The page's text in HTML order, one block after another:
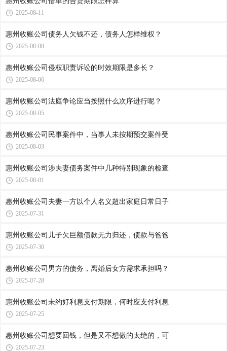
2025-08-11
惠州收账公司​债务人欠钱不还，债务人怎样维权？
2025-08-08
惠州收账公司侵权职责诉讼的时效期限是多长？
2025-08-06
惠州收账公司​法庭争论应当按照什么次序进行呢？
2025-08-05
惠州收账公司​民事案件中，当事人未按期预交案件受
2025-08-03
惠州收账公司​涉夫妻债务案件中几种特别现象的检查
2025-08-01
惠州收账公司​夫妻一方以个人名义超出家庭日常日子
2025-07-31
惠州收账公司​儿子欠巨额债款无力归还，债款与爸爸
2025-07-30
惠州收账公司​男方的债务，离婚后女方需求承担吗？
2025-07-28
惠州收账公司​未约好利息支付期限，何时应支付利息
2025-07-25
惠州收账公司​想要回钱，但是又不想做的太绝的，可
2025-07-23